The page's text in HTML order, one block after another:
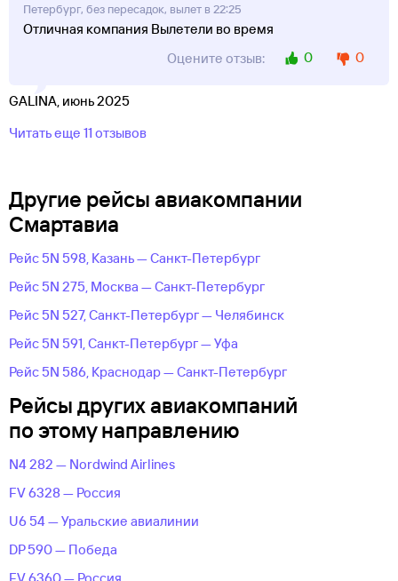
Петербург, без пересадок, вылет в 22:25
Отличная компания Вылетели во время
Оцените отзыв:
0 0
GALINA, июнь 2025
Читать еще 11 отзывов
Другие рейсы авиакомпании
Смартавиа
Рейс 5N 598, Казань — Санкт-Петербург
Рейс 5N 275, Москва — Санкт-Петербург
Рейс 5N 527, Санкт-Петербург — Челябинск
Рейс 5N 591, Санкт-Петербург — Уфа
Рейс 5N 586, Краснодар — Санкт-Петербург
Рейсы других авиакомпаний
по этому направлению
N4 282 — Nordwind Airlines
FV 6328 — Россия
U6 54 — Уральские авиалинии
DP 590 — Победа